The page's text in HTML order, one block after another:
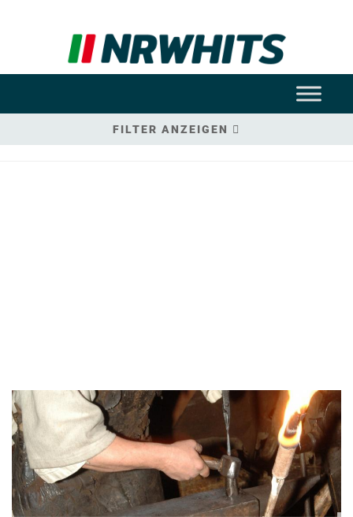
FILTER ANZEIGEN